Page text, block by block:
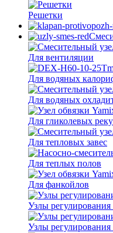
Решетки
Для вентиляции
Для водяных
Для водяных
Для гликолевых
Для тепловых завес
Для теплых полов
Для фанкойлов
Узлы
Узлы